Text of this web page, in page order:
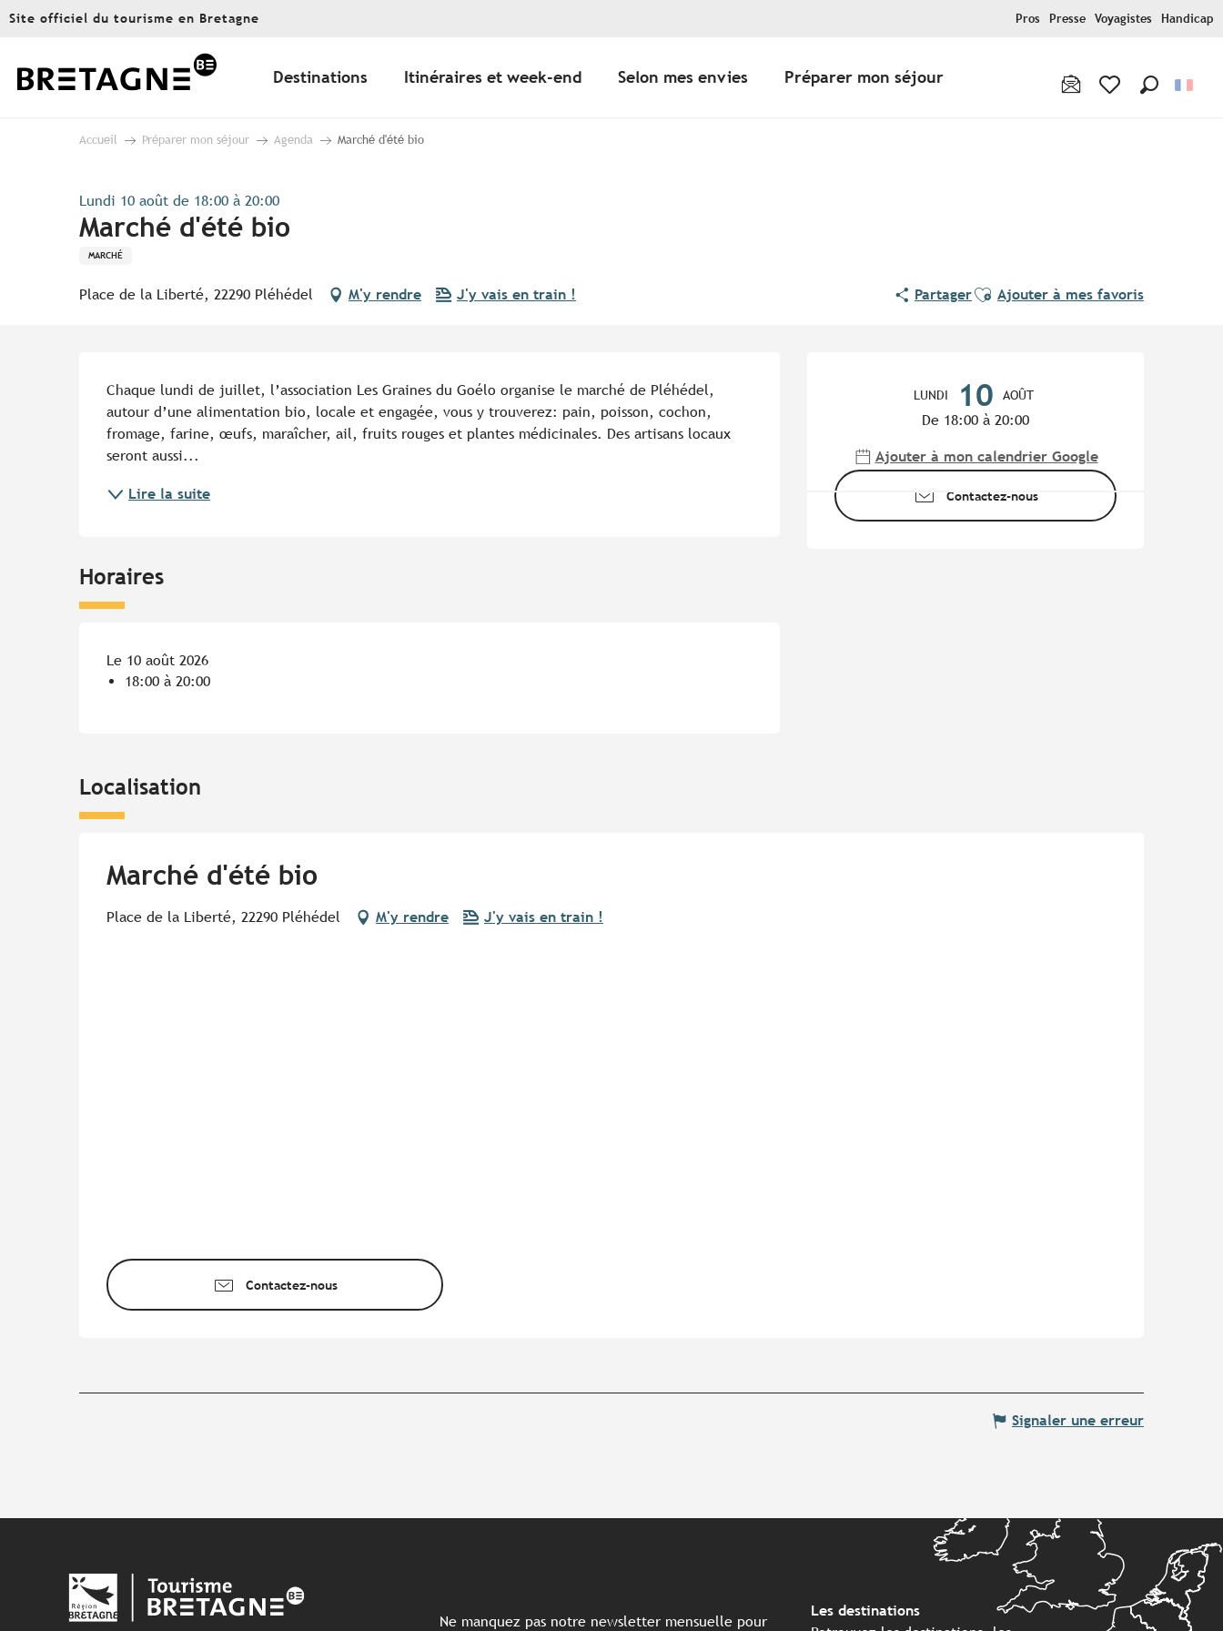
Aller
principal
Site officiel du tourisme en Bretagne Pros Presse Voyagistes Handicap
Destinations Itinéraires et week-end Selon mes envies Préparer mon séjour
Accueil Préparer mon séjour Agenda Marché d'été bio
Lundi 10 août de 18:00 à 20:00
Marché d'été bio
MARCHÉ
Place de la Liberté, 22290 Pléhédel M'y rendre J'y vais en train ! PartagerAjouter aux favoris
Ajouter à mes favoris
LUNDI 10 AOÛT
De 18:00 à 20:00
Ajouter à mon calendrier Google
Contactez-nous
Chaque lundi de juillet, l’association Les Graines du Goélo organise le marché de Pléhédel,
autour d’une alimentation bio, locale et engagée, vous y trouverez: pain, poisson, cochon,
fromage, farine, œufs, maraîcher, ail, fruits rouges et plantes médicinales. Des artisans locaux
seront aussi...
Lire la suite
Horaires
Le 10 août 2026
18:00 à 20:00
Localisation
Marché d'été bio
Place de la Liberté, 22290 Pléhédel M'y rendre J'y vais en train !
Contactez-nous
Signaler une erreur
Ne manquez pas notre newsletter mensuelle pour
Les destinations